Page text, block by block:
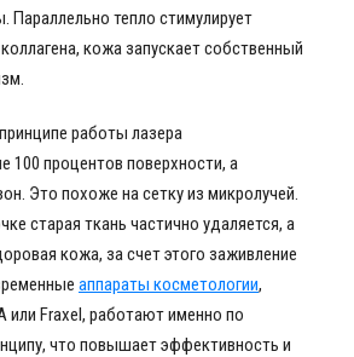
Параллельно тепло стимулирует
кожа запускает собственный
работы лазера
100 процентов поверхности, а
Это похоже на сетку из микролучей.
старая ткань частично удаляется, а
кожа, за счет этого заживление
аппараты косметологии,
или Fraxel, работают именно по
что повышает эффективность и